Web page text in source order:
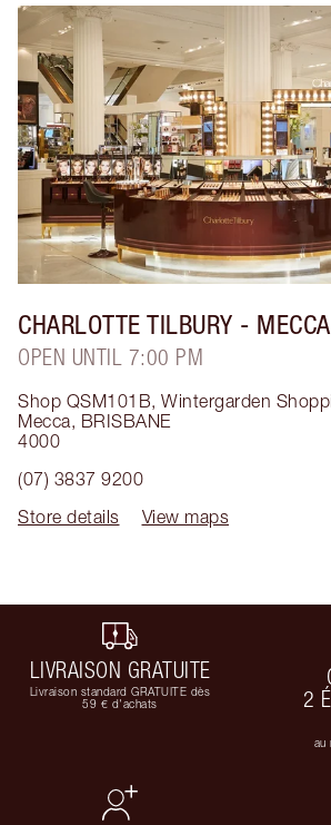
CHARLOTTE TILBURY - MECCA
OPEN UNTIL 7:00 PM
Shop QSM101B, Wintergarden
Mecca, BRISBANE
4000
(07) 3837 9200
Store details
View maps
LIVRAISON GRATUITE
Livraison standard GRATUITE dès
59 € d'achats
2
au